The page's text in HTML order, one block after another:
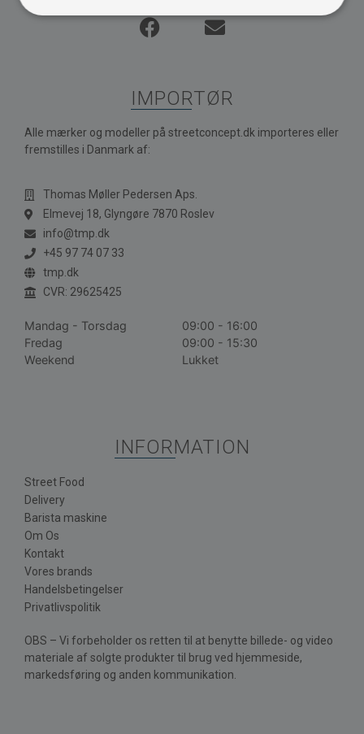
IMPORTØR
Alle mærker og modeller på streetconcept.dk importeres eller
fremstilles i Danmark af:
Thomas Møller Pedersen Aps.
Elmevej 18, Glyngøre 7870 Roslev
info@tmp.dk
+45 97 74 07 33
tmp.dk
CVR: 29625425
Mandag - Torsdag
09:00 - 16:00
Fredag
09:00 - 15:30
Weekend
Lukket
INFORMATION
Street Food
Delivery
Barista maskine
Om Os
Kontakt
Vores brands
Handelsbetingelser
Privatlivspolitik
OBS – Vi forbeholder os retten til at benytte billede- og video
materiale af solgte produkter til brug ved hjemmeside,
markedsføring og anden kommunikation.